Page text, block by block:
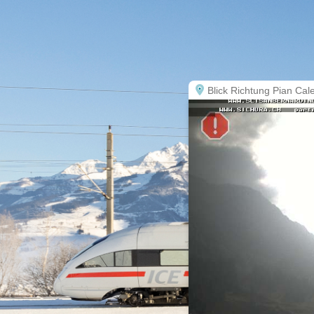
Blick Richtung Pian